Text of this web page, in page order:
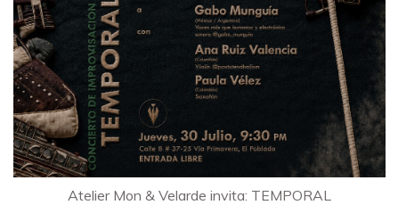
Atelier Mon & Velarde invita: TEMPORAL